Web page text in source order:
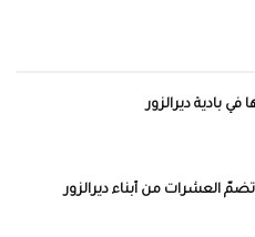
العشرات من أبناء ديرالزور